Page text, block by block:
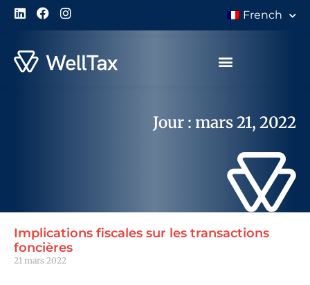
French
Jour : mars 21, 2022
Implications fiscales sur les transactions
foncières
21 mars 2022